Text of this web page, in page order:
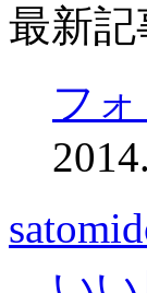
最新記
フ